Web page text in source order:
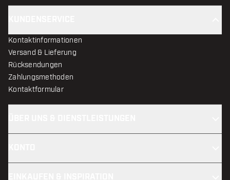
Kontaktinformationen
Versand & Lieferung
Rücksendungen
Zahlungsmethoden
Kontaktformular